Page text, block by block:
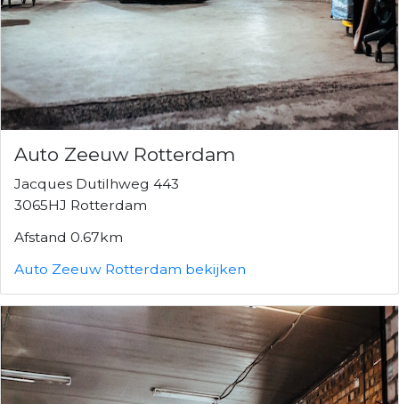
Auto Zeeuw Rotterdam
Jacques Dutilhweg 443
3065HJ Rotterdam
Afstand 0.67km
Auto Zeeuw Rotterdam bekijken